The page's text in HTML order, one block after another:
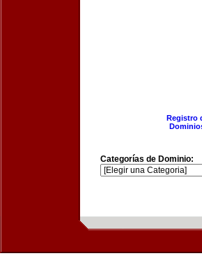
Registro
Categorías de Dominio: